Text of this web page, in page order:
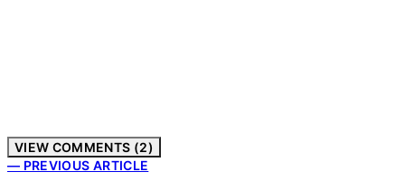
VIEW COMMENTS (2)
— PREVIOUS ARTICLE